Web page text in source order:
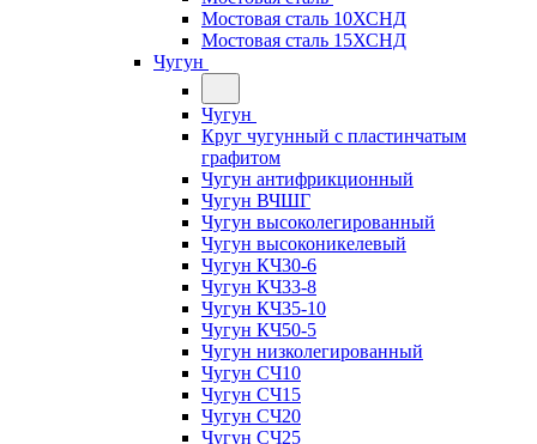
Мостовая сталь 10ХСНД
Мостовая сталь 15ХСНД
Чугун
Чугун
Круг чугунный с пластинчатым
графитом
Чугун антифрикционный
Чугун ВЧШГ
Чугун высоколегированный
Чугун высоконикелевый
Чугун КЧ30-6
Чугун КЧ33-8
Чугун КЧ35-10
Чугун КЧ50-5
Чугун низколегированный
Чугун СЧ10
Чугун СЧ15
Чугун СЧ20
Чугун СЧ25